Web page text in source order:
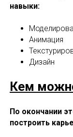
навыки:
Анимация
Дизайн
Кем
По окончании
построить